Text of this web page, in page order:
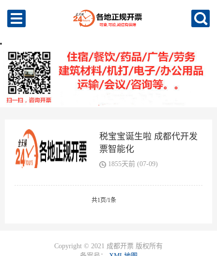
税宝宝诞生啦 成都代开发
票智能化
1855天前 (07-09)
共1页/1条
Copyright © 2021 成都开票 版权所有